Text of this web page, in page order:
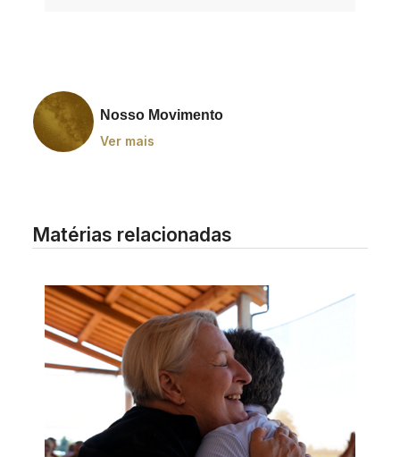
Nosso Movimento
Ver mais
Matérias relacionadas